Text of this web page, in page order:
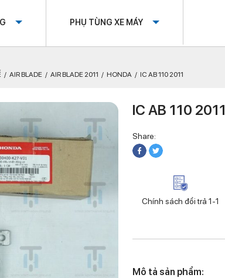
PHỤ TÙNG XE MÁY
AIR BLADE AIR BLADE 2011 HONDA IC AB 110 2011
IC AB 110 2011
Share:
Chính sách đổi trả 1-1
Mô tả sản phẩm: